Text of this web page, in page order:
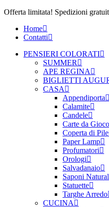
Offerta limitata! Spedizioni
Home
Contatti
PENSIERI COLORATI
SUMMER
APE REGINA
BIGLIETTI
CASA
Appendiporta
Calamite
Candele
Carte da Gioco
Coperta di Pile
Paper Lamp
Profumatori
Orologi
Salvadanaio
Saponi
Statuette
Targhe Arredo
CUCINA